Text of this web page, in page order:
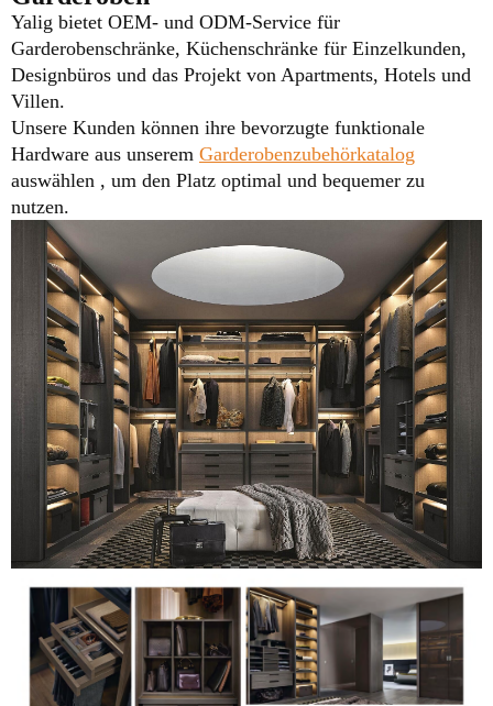
Yalig bietet OEM- und ODM-Service für
Garderobenschränke, Küchenschränke für Einzelkunden,
Designbüros und das Projekt von Apartments, Hotels und
Villen.
Unsere Kunden können ihre bevorzugte funktionale
Hardware aus unserem Garderobenzubehörkatalog
auswählen , um den Platz optimal und bequemer zu
nutzen.